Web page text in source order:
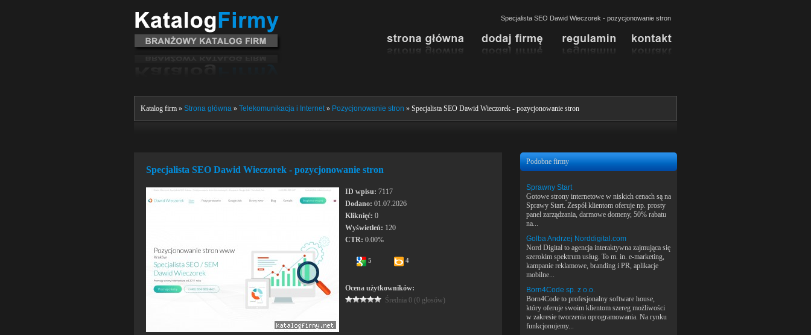
Specjalista SEO Dawid Wieczorek - pozycjonowanie stron
Katalog firm » Strona główna » Telekomunikacja i Internet» Pozycjonowanie stron » Specjalista SEO Dawid Wieczorek - pozycjonowanie stron
Specjalista SEO Dawid Wieczorek - pozycjonowanie stron
ID wpisu: 7117
Dodano: 01.07.2026
Kliknięć: 0
Wyświetleń: 120
CTR: 0.00%
5 4
Ocena użytkowników:
Średnia 0 (0 głosów)
Podobne firmy
Sprawny Start
Gotowe strony internetowe w niskich cenach są na
Sprawy Start. Zespół klientom oferuje np. prosty
panel zarządzania, darmowe domeny, 50% rabatu
na...
Golba Andrzej Norddigital.com
Nord Digital to agencja interaktywna zajmująca się
szerokim spektrum usług. To m. in. e-marketing,
kampanie reklamowe, branding i PR, aplikacje
mobilne...
Born4Code sp. z o.o.
Born4Code to profesjonalny software house,
który oferuje swoim klientom szereg możliwości
w zakresie tworzenia oprogramowania. Na rynku
funkcjonujemy...